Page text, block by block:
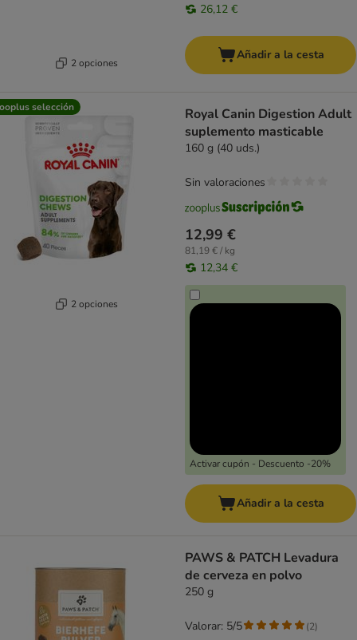
2 opciones
26,12 €
Añadir a la cesta
selección
2 opciones
Royal Canin Digestion Adult
suplemento masticable
160 g (40 uds.)
12,99 €
81,19 € / kg
12,34 €
Activar cupón - Descuento -20%
Sin valoraciones
Añadir a la cesta
PAWS & PATCH Levadura
de cerveza en polvo
250 g
Valorar: 5/5 (2)